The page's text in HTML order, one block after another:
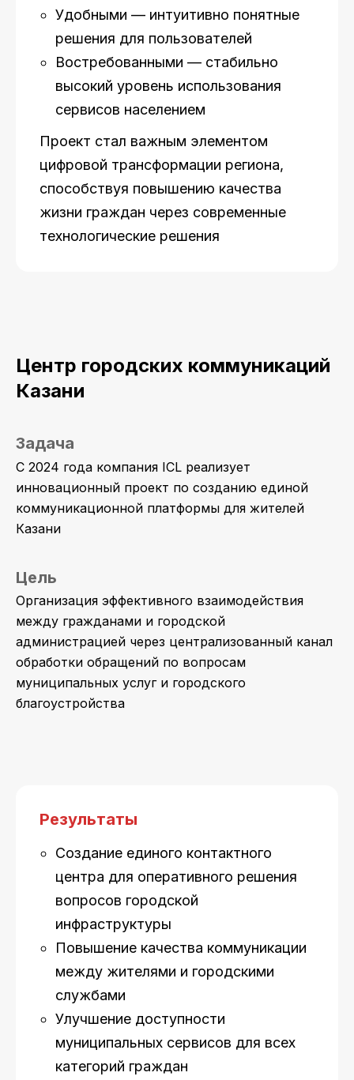
Удобными — интуитивно понятные
решения для пользователей
Востребованными — стабильно
высокий уровень использования
сервисов населением
Проект стал важным элементом
цифровой трансформации региона,
способствуя повышению качества
жизни граждан через современные
технологические решения
Центр городских коммуникаций
Казани
Задача
С 2024 года компания ICL реализует
инновационный проект по созданию единой
коммуникационной платформы для жителей
Казани
Цель
Организация эффективного взаимодействия
между гражданами и городской
администрацией через централизованный канал
обработки обращений по вопросам
муниципальных услуг и городского
благоустройства
Результаты
Создание единого контактного
центра для оперативного решения
вопросов городской
инфраструктуры
Повышение качества коммуникации
между жителями и городскими
службами
Улучшение доступности
муниципальных сервисов для всех
категорий граждан